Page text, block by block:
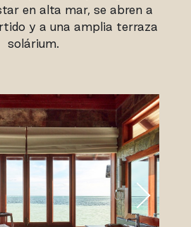
en alta mar, se abren a
y a una amplia terraza
solárium.